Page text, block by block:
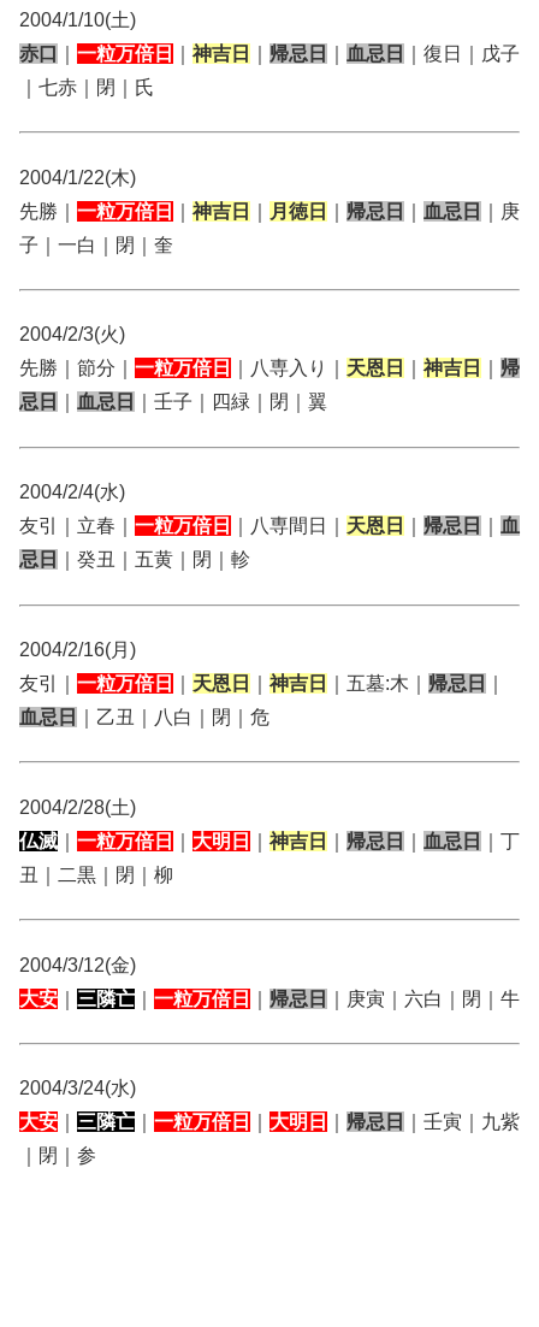
2004/1/10(土)
赤口
一粒万倍日 神吉日 帰忌日 血忌日
｜復日｜戊子
｜七赤｜閉｜氏
2004/1/22(木)
先勝｜ 一粒万倍日 神吉日 月徳日 帰忌日 血忌日
｜庚
子｜一白｜閉｜奎
2004/2/3(火)
先勝｜節分｜ 一粒万倍日 ｜八専入り｜ 天恩日 神吉日
帰
忌日
血忌日 ｜壬子｜四緑｜閉｜翼
2004/2/4(水)
友引｜立春｜ 一粒万倍日 ｜八専間日｜ 天恩日 帰忌日
血
忌日
｜癸丑｜五黄｜閉｜軫
2004/2/16(月)
友引｜ 一粒万倍日 天恩日 神吉日 ｜五墓:木｜ 帰忌日
血忌日
｜乙丑｜八白｜閉｜危
2004/2/28(土)
仏滅
一粒万倍日 大明日 神吉日 帰忌日 血忌日
｜丁
丑｜二黒｜閉｜柳
2004/3/12(金)
大安
三隣亡 一粒万倍日 帰忌日 ｜庚寅｜六白｜閉｜牛
2004/3/24(水)
大安
三隣亡 一粒万倍日 大明日 帰忌日
｜壬寅｜九紫
｜閉｜参